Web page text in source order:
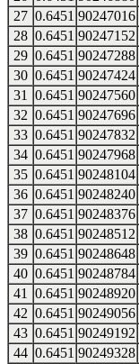
27 0.6451 90247016
28 0.6451 90247152
29 0.6451 90247288
30 0.6451 90247424
31
0.6451 90247560
32 0.6451 90247696
33 0.6451 90247832
34 0.6451 90247968
35 0.6451 90248104
36 0.6451 90248240
37 0.6451 90248376
38 0.6451 90248512
39 0.6451 90248648
40 0.6451 90248784
41
0.6451 90248920
42 0.6451 90249056
43 0.6451 90249192
44 0.6451 90249328